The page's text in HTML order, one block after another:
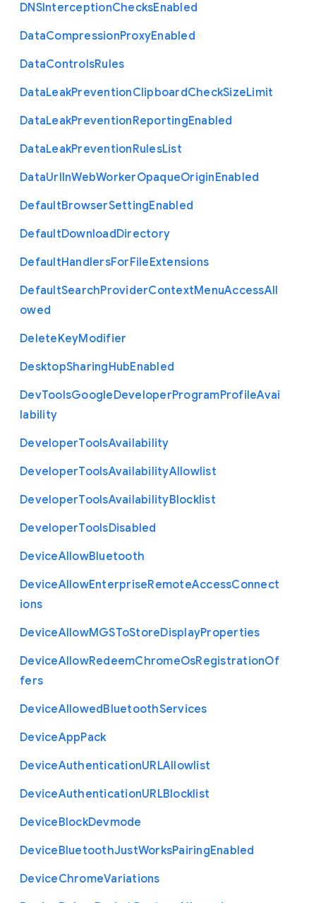
DNSInterceptionChecksEnabled
DataCompressionProxyEnabled
DataControlsRules
DataLeakPreventionClipboardCheckSizeLimit
DataLeakPreventionReportingEnabled
DataLeakPreventionRulesList
DataUrlInWebWorkerOpaqueOriginEnabled
DefaultBrowserSettingEnabled
DefaultDownloadDirectory
DefaultHandlersForFileExtensions
DefaultSearchProviderContextMenuAccessAll
owed
DeleteKeyModifier
DesktopSharingHubEnabled
DevToolsGoogleDeveloperProgramProfileAvai
lability
DeveloperToolsAvailability
DeveloperToolsAvailabilityAllowlist
DeveloperToolsAvailabilityBlocklist
DeveloperToolsDisabled
DeviceAllowBluetooth
DeviceAllowEnterpriseRemoteAccessConnect
ions
DeviceAllowMGSToStoreDisplayProperties
DeviceAllowRedeemChromeOsRegistrationOf
fers
DeviceAllowedBluetoothServices
DeviceAppPack
DeviceAuthenticationURLAllowlist
DeviceAuthenticationURLBlocklist
DeviceBlockDevmode
DeviceBluetoothJustWorksPairingEnabled
DeviceChromeVariations